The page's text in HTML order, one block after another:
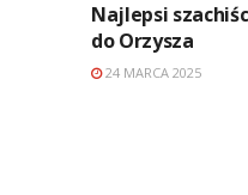
Najlepsi
do Orzysza
24 MARCA 2025